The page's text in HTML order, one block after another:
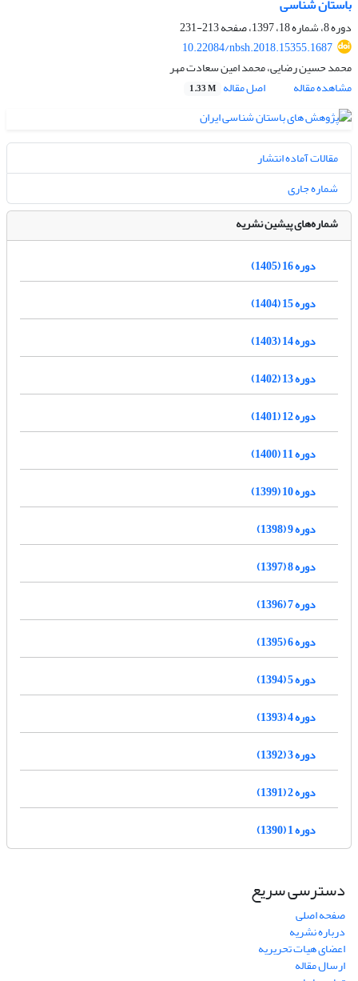
باستان شناسی
دوره 8، شماره 18، 1397، صفحه
213-231
10.22084/nbsh.2018.15355.1687
محمد حسین رضایی، محمد امین سعادت مهر
مشاهده مقاله
اصل مقاله 1.33 M
مقالات آماده انتشار
شماره جاری
شماره‌های پیشین نشریه
دوره 16 (1405)
دوره 15 (1404)
دوره 14 (1403)
دوره 13 (1402)
دوره 12 (1401)
دوره 11 (1400)
دوره 10 (1399)
دوره 9 (1398)
دوره 8 (1397)
دوره 7 (1396)
دوره 6 (1395)
دوره 5 (1394)
دوره 4 (1393)
دوره 3 (1392)
دوره 2 (1391)
دوره 1 (1390)
دسترسی سریع
صفحه اصلی
درباره نشریه
اعضای هیات تحریریه
ارسال مقاله